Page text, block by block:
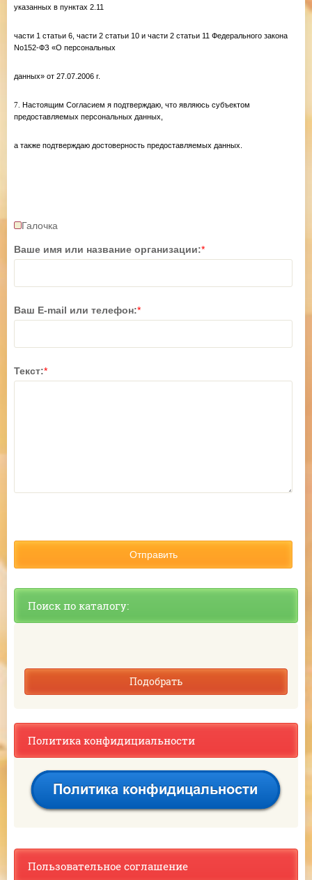
указанных в пунктах 2.11
части 1 статьи 6, части 2 статьи 10 и части 2 статьи 11 Федерального закона
No152-ФЗ «О персональных
данных» от 27.07.2006 г.
7. Настоящим Согласием я подтверждаю, что являюсь субъектом
предоставляемых персональных данных,
а также подтверждаю достоверность предоставляемых данных.
Галочка
Ваше имя или название организации:*
Ваш E-mail или телефон:*
Текст:*
Поиск по каталогу:
Подобрать
Политика конфидициальности
Пользовательное соглашение